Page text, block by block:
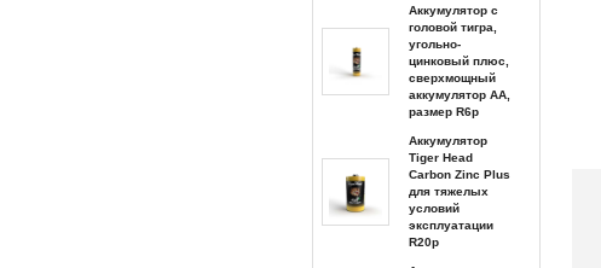
Аккумулятор с
головой тигра,
угольно-
цинковый плюс,
сверхмощный
аккумулятор AA,
размер R6p
Аккумулятор
Tiger Head
Carbon Zinc Plus
для тяжелых
условий
эксплуатации
R20p